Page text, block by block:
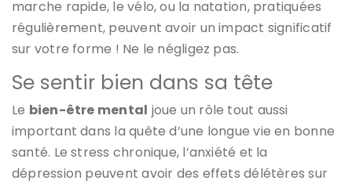
marche rapide, le vélo, ou la natation, pratiquées
régulièrement, peuvent avoir un impact significatif
sur votre forme ! Ne le négligez pas.
Se sentir bien dans sa tête
Le bien-être mental joue un rôle tout aussi
important dans la quête d’une longue vie en bonne
santé. Le stress chronique, l’anxiété et la
dépression peuvent avoir des effets délétères sur